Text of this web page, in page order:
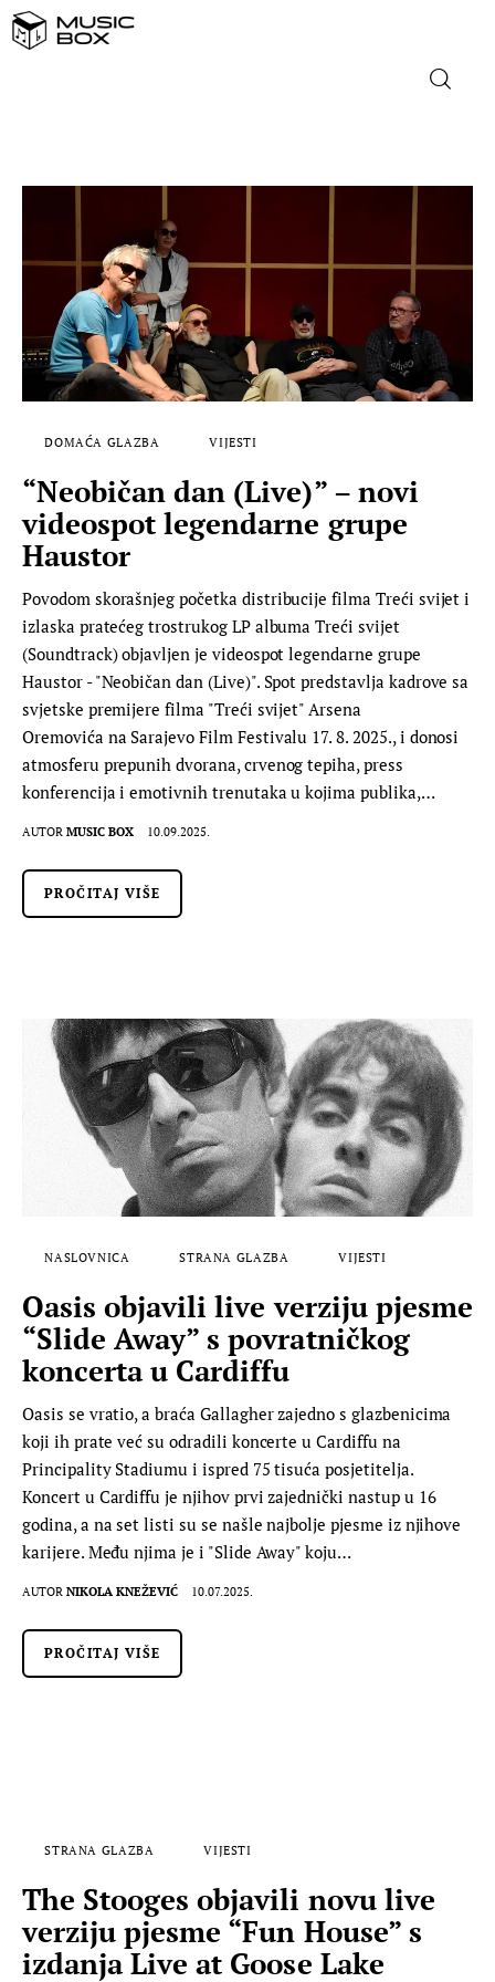
DOMAĆA GLAZBA
STRANA GLAZBA
FILM
MUSIC BOX
DOMAĆA GLAZBA VIJESTI
“Neobičan dan (Live)” – novi
videospot legendarne grupe
Haustor
Povodom skorašnjeg početka distribucije filma Treći svijet i
izlaska pratećeg trostrukog LP albuma Treći svijet
(Soundtrack) objavljen je videospot legendarne grupe
Haustor - "Neobičan dan (Live)". Spot predstavlja kadrove sa
svjetske premijere filma "Treći svijet" Arsena
Oremovića na Sarajevo Film Festivalu 17. 8. 2025., i donosi
atmosferu prepunih dvorana, crvenog tepiha, press
konferencija i emotivnih trenutaka u kojima publika,…
AUTOR MUSIC BOX 10.09.2025.
PROČITAJ VIŠE
NASLOVNICA STRANA GLAZBA VIJESTI
Oasis objavili live verziju pjesme
“Slide Away” s povratničkog
koncerta u Cardiffu
Oasis se vratio, a braća Gallagher zajedno s glazbenicima
koji ih prate već su odradili koncerte u Cardiffu na
Principality Stadiumu i ispred 75 tisuća posjetitelja.
Koncert u Cardiffu je njihov prvi zajednički nastup u 16
godina, a na set listi su se našle najbolje pjesme iz njihove
karijere. Među njima je i "Slide Away" koju…
AUTOR NIKOLA KNEŽEVIĆ 10.07.2025.
PROČITAJ VIŠE
STRANA GLAZBA VIJESTI
The Stooges objavili novu live
verziju pjesme “Fun House” s
izdanja Live at Goose Lake